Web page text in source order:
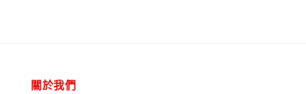
關於我們